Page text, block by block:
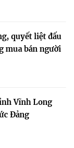
quyết liệt đấu
mua bán người
Vĩnh Long
Đảng